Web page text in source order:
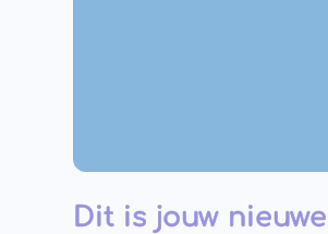
Dit is jouw